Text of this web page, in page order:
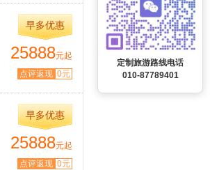
早多优惠
25888元起
点评返现 0元
早多优惠
25888元起
点评返现 0元
定制旅游路线电话
010-87789401